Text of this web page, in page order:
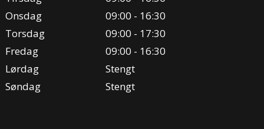
Onsdag
09:00 - 16:30
Torsdag
09:00 - 17:30
Fredag
09:00 - 16:30
Lørdag
Stengt
Søndag
Stengt